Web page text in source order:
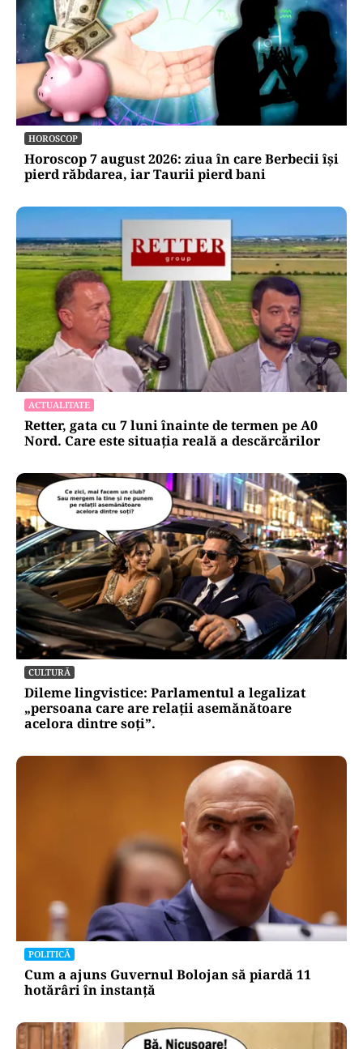
HOROSCOP
Horoscop 7 august 2026: ziua în care Berbecii își
pierd răbdarea, iar Taurii pierd bani
ACTUALITATE
Retter, gata cu 7 luni înainte de termen pe A0
Nord. Care este situația reală a descărcărilor
CULTURĂ
Dileme lingvistice: Parlamentul a legalizat
„persoana care are relații asemănătoare
acelora dintre soți”.
POLITICĂ
Cum a ajuns Guvernul Bolojan să piardă 11
hotărâri în instanță